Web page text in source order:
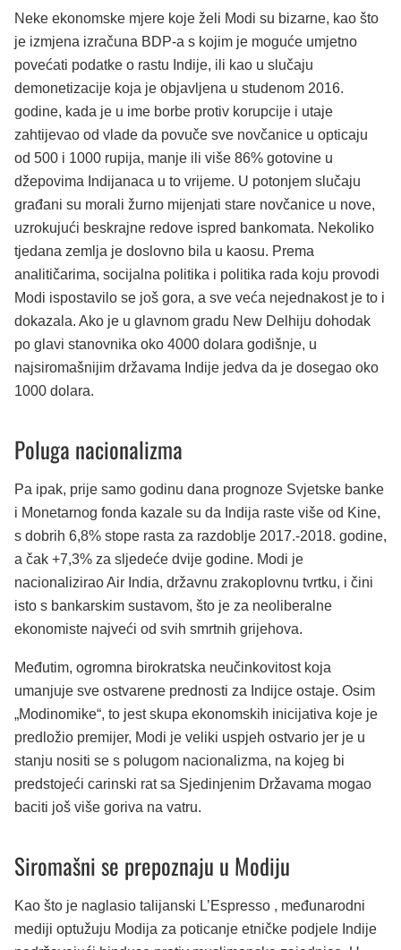
Neke ekonomske mjere koje želi Modi su bizarne, kao što
je izmjena izračuna BDP-a s kojim je moguće umjetno
povećati podatke o rastu Indije, ili kao u slučaju
demonetizacije koja je objavljena u studenom 2016.
godine, kada je u ime borbe protiv korupcije i utaje
zahtijevao od vlade da povuče sve novčanice u opticaju
od 500 i 1000 rupija, manje ili više 86% gotovine u
džepovima Indijanaca u to vrijeme. U potonjem slučaju
građani su morali žurno mijenjati stare novčanice u nove,
uzrokujući beskrajne redove ispred bankomata. Nekoliko
tjedana zemlja je doslovno bila u kaosu. Prema
analitičarima, socijalna politika i politika rada koju provodi
Modi ispostavilo se još gora, a sve veća nejednakost je to i
dokazala. Ako je u glavnom gradu New Delhiju dohodak
po glavi stanovnika oko 4000 dolara godišnje, u
najsiromašnijim državama Indije jedva da je dosegao oko
1000 dolara.
Poluga nacionalizma
Pa ipak, prije samo godinu dana prognoze Svjetske banke
i Monetarnog fonda kazale su da Indija raste više od Kine,
s dobrih 6,8% stope rasta za razdoblje 2017.-2018. godine,
a čak +7,3% za sljedeće dvije godine. Modi je
nacionalizirao Air India, državnu zrakoplovnu tvrtku, i čini
isto s bankarskim sustavom, što je za neoliberalne
ekonomiste najveći od svih smrtnih grijehova.
Međutim, ogromna birokratska neučinkovitost koja
umanjuje sve ostvarene prednosti za Indijce ostaje. Osim
„Modinomike“, to jest skupa ekonomskih inicijativa koje je
predložio premijer, Modi je veliki uspjeh ostvario jer je u
stanju nositi se s polugom nacionalizma, na kojeg bi
predstojeći carinski rat sa Sjedinjenim Državama mogao
baciti još više goriva na vatru.
Siromašni se prepoznaju u Modiju
Kao što je naglasio talijanski L’Espresso , međunarodni
mediji optužuju Modija za poticanje etničke podjele Indije